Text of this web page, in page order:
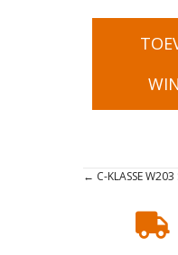
Posts
← C-KLASSE